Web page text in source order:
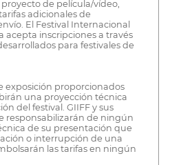
de película/vídeo,
adicionales de
El Festival Internacional
acepta inscripciones a través
para festivales de
exposición proporcionados
una proyección técnica
del festival. GIIFF y sus
responsabilizarán de ningún
de su presentación que
o interrupción de una
las tarifas en ningún